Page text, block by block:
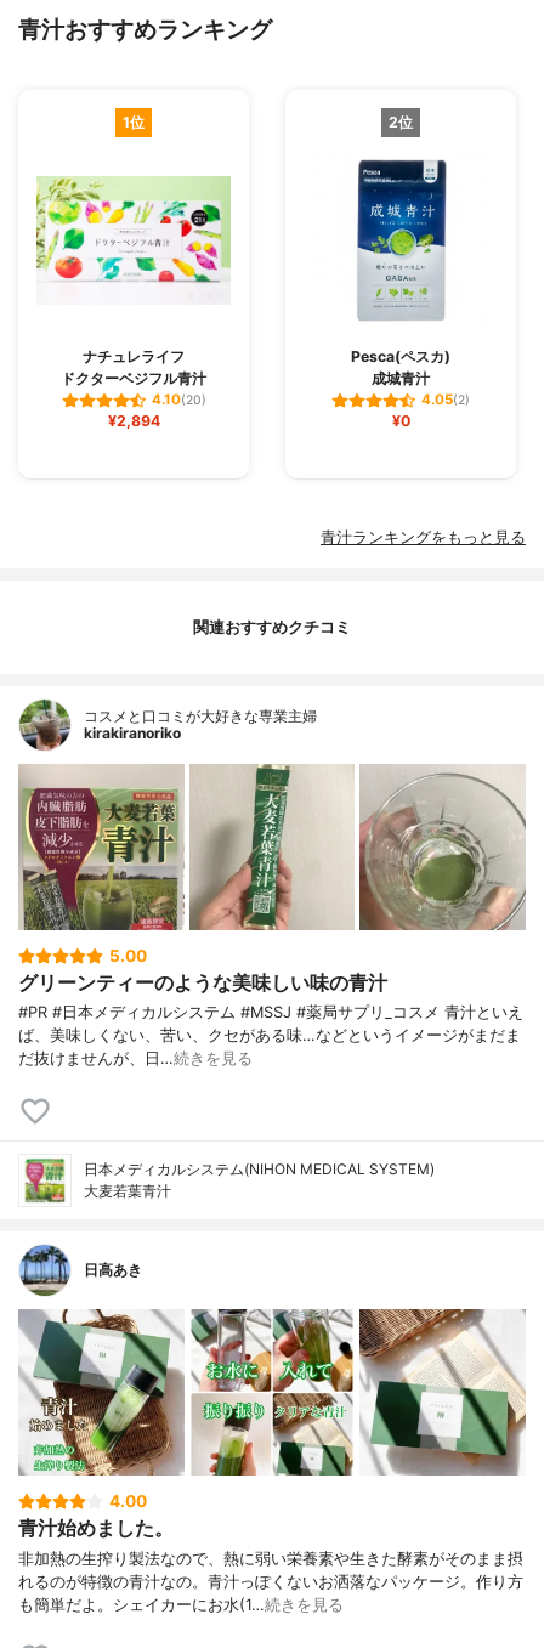
青汁おすすめランキング
1位
ナチュレライフ
ドクターベジフル青汁
4.10(20)
¥2,894
2位
Pesca(ペスカ)
成城青汁
4.05(2)
¥0
青汁ランキングをもっと見る
関連おすすめクチコミ
コスメと口コミが大好きな専業主婦
kirakiranoriko
5.00
グリーンティーのような美味しい味の青汁
#PR #日本メディカルシステム #MSSJ #薬局サプリ_コスメ 青汁といえ
ば、美味しくない、苦い、クセがある味…などというイメージがまだま
だ抜けませんが、日…続きを見る
日本メディカルシステム(NIHON MEDICAL SYSTEM)
大麦若葉青汁
日高あき
4.00
青汁始めました。
非加熱の生搾り製法なので、熱に弱い栄養素や生きた酵素がそのまま摂
れるのが特徴の青汁なの。青汁っぽくないお洒落なパッケージ。作り方
も簡単だよ。シェイカーにお水(1…続きを見る